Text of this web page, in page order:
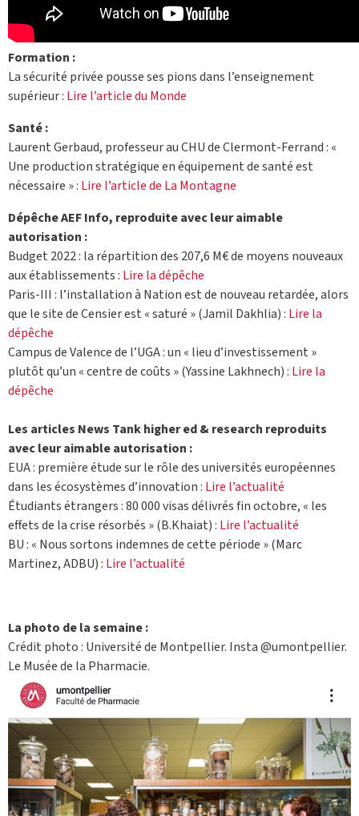
Formation :
La sécurité privée pousse ses pions dans l’enseignement
supérieur : Lire l’article du Monde
Santé :
Laurent Gerbaud, professeur au CHU de Clermont-Ferrand : «
Une production stratégique en équipement de santé est
nécessaire » : Lire l’article de La Montagne
Dépêche AEF Info, reproduite avec leur aimable
autorisation :
Budget 2022 : la répartition des 207,6 M€ de moyens nouveaux
aux établissements : Lire la dépêche
Paris-III : l’installation à Nation est de nouveau retardée, alors
que le site de Censier est « saturé » (Jamil Dakhlia) : Lire la
dépêche
Campus de Valence de l’UGA : un « lieu d’investissement »
plutôt qu’un « centre de coûts » (Yassine Lakhnech) : Lire la
dépêche
Les articles News Tank higher ed & research reproduits
avec leur aimable autorisation :
EUA : première étude sur le rôle des universités européennes
dans les écosystèmes d’innovation : Lire l’actualité
Étudiants étrangers : 80 000 visas délivrés fin octobre, « les
effets de la crise résorbés » (B.Khaiat) : Lire l’actualité
BU : « Nous sortons indemnes de cette période » (Marc
Martinez, ADBU) : Lire l’actualité
La photo de la semaine :
Crédit photo : Université de Montpellier. Insta @umontpellier.
Le Musée de la Pharmacie.